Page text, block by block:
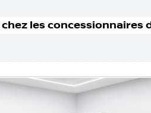
chez les concessionnaires